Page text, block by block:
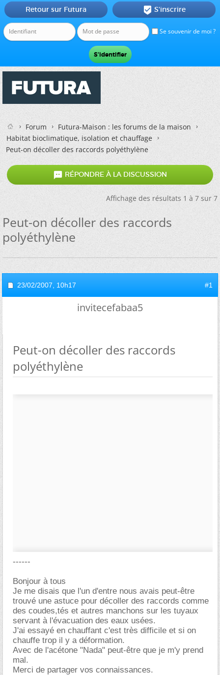
Se souvenir de moi ?
Retour sur Futura  S'inscrire
Forum
Futura-Maison : les forums de la maison
Habitat bioclimatique, isolation et chauffage
Peut-on décoller des raccords polyéthylène
 RÉPONDRE À LA DISCUSSION
Affichage des résultats 1 à 7 sur 7
Peut-on décoller des raccords
polyéthylène
23/02/2007, 10h17 #1
invitecefabaa5
Peut-on décoller des raccords
polyéthylène
------
Bonjour à tous
Je me disais que l'un d'entre nous avais peut-être
trouvé une astuce pour décoller des raccords comme
des coudes,tés et autres manchons sur les tuyaux
servant à l'évacuation des eaux usées.
J'ai essayé en chauffant c'est très difficile et si on
chauffe trop il y a déformation.
Avec de l'acétone "Nada" peut-être que je m'y prend
mal.
Merci de partager vos connaissances.